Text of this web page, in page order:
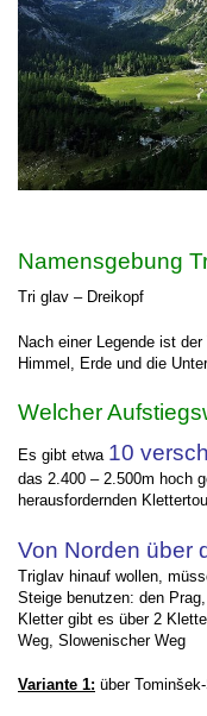
Namensgebung
Tri glav – Dreikopf
Nach einer Legende ist
Himmel, Erde und die
Welcher
Es gibt etwa 10
das 2.400 – 2.500m hoch
herausfordernden
Von Norden über
Triglav hinauf wollen,
Steige benutzen: den
Kletter gibt es über 2
Weg, Slowenischer Weg
Variante 1: über